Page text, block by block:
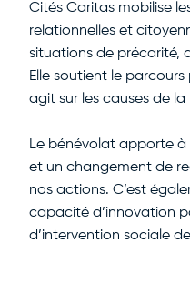
Cités Caritas mobilise
relationnelles et
situations de précarité,
Elle soutient le
agit sur les causes de la
Le bénévolat apporte à
et un changement de
nos actions. C’est
capacité d’innovation
d’intervention sociale